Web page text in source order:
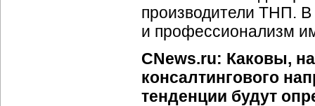
производители ТНП.
и профессионализм
CNews.ru: Каковы,
консалтингового
тенденции будут